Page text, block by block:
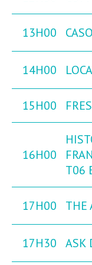
13H00
14H00
15H00
16H00
T06
17H00 THE
17H30 ASK